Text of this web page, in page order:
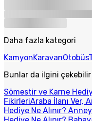
Daha fazla kategori
KamyonKaravanOtobüs
Bunlar da ilgini çekebilir
Sömestir ve Karne
FikirleriAraba İlanı Ver,
Hediye Ne Alınır?